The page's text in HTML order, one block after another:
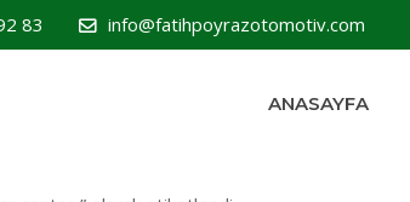
83 info@fatihpoyrazotomotiv.com
ANASAYFA